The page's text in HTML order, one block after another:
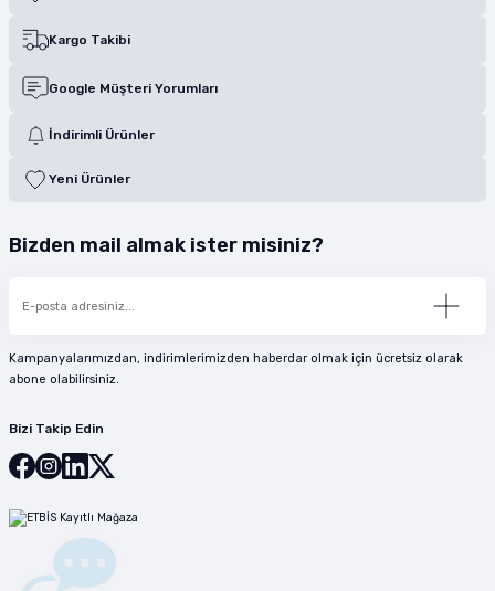
Kargo Takibi
Google Müşteri Yorumları
İndirimli Ürünler
Yeni Ürünler
Bizden mail almak ister misiniz?
Kampanyalarımızdan, indirimlerimizden haberdar olmak için ücretsiz olarak
abone olabilirsiniz.
Bizi Takip Edin